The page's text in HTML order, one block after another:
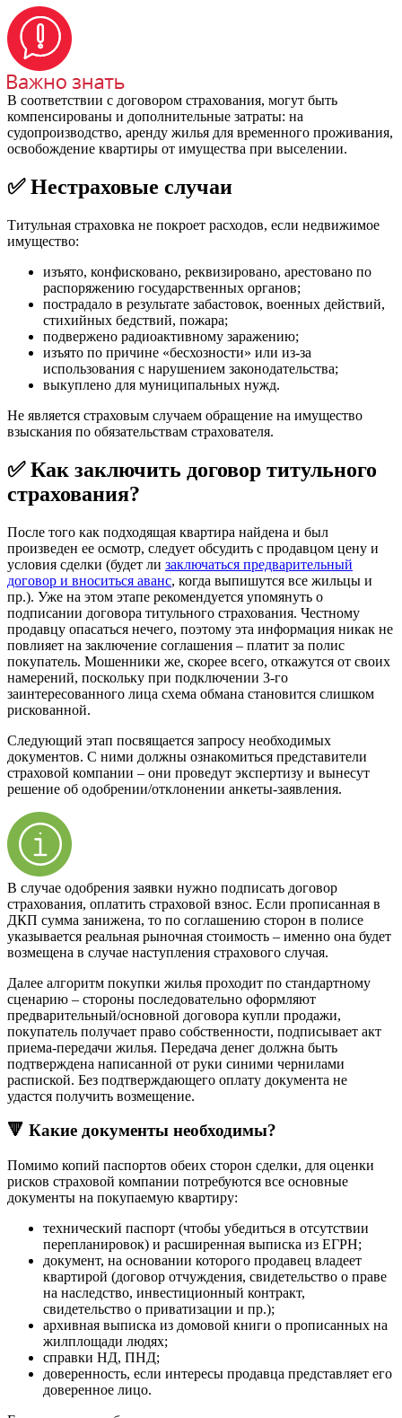
В соответствии с договором страхования, могут быть
компенсированы и дополнительные затраты: на
судопроизводство, аренду жилья для временного проживания,
освобождение квартиры от имущества при выселении.
✅ Нестраховые случаи
Титульная страховка не покроет расходов, если недвижимое
имущество:
изъято, конфисковано, реквизировано, арестовано по
распоряжению государственных органов;
пострадало в результате забастовок, военных действий,
стихийных бедствий, пожара;
подвержено радиоактивному заражению;
изъято по причине «бесхозности» или из-за
использования с нарушением законодательства;
выкуплено для муниципальных нужд.
Не является страховым случаем обращение на имущество
взыскания по обязательствам страхователя.
✅ Как заключить договор титульного
страхования?
После того как подходящая квартира найдена и был
произведен ее осмотр, следует обсудить с продавцом цену и
условия сделки (будет ли заключаться предварительный
договор и вноситься аванс, когда выпишутся все жильцы и
пр.). Уже на этом этапе рекомендуется упомянуть о
подписании договора титульного страхования. Честному
продавцу опасаться нечего, поэтому эта информация никак не
повлияет на заключение соглашения – платит за полис
покупатель. Мошенники же, скорее всего, откажутся от своих
намерений, поскольку при подключении 3-го
заинтересованного лица схема обмана становится слишком
рискованной.
Следующий этап посвящается запросу необходимых
документов. С ними должны ознакомиться представители
страховой компании – они проведут экспертизу и вынесут
решение об одобрении/отклонении анкеты-заявления.
В случае одобрения заявки нужно подписать договор
страхования, оплатить страховой взнос. Если прописанная в
ДКП сумма занижена, то по соглашению сторон в полисе
указывается реальная рыночная стоимость – именно она будет
возмещена в случае наступления страхового случая.
Далее алгоритм покупки жилья проходит по стандартному
сценарию – стороны последовательно оформляют
предварительный/основной договора купли продажи,
покупатель получает право собственности, подписывает акт
приема-передачи жилья. Передача денег должна быть
подтверждена написанной от руки синими чернилами
распиской. Без подтверждающего оплату документа не
удастся получить возмещение.
🔻 Какие документы необходимы?
Помимо копий паспортов обеих сторон сделки, для оценки
рисков страховой компании потребуются все основные
документы на покупаемую квартиру:
технический паспорт (чтобы убедиться в отсутствии
перепланировок) и расширенная выписка из ЕГРН;
документ, на основании которого продавец владеет
квартирой (договор отчуждения, свидетельство о праве
на наследство, инвестиционный контракт,
свидетельство о приватизации и пр.);
архивная выписка из домовой книги о прописанных на
жилплощади людях;
справки НД, ПНД;
доверенность, если интересы продавца представляет его
доверенное лицо.